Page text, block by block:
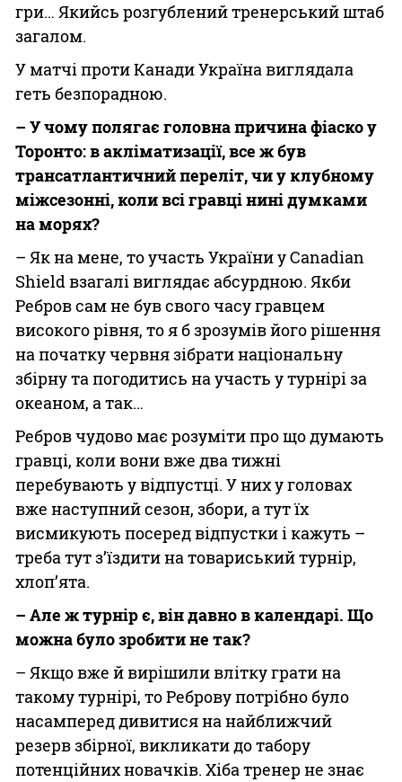
гри… Якийсь розгублений тренерський штаб
загалом.
У матчі проти Канади Україна виглядала
геть безпорадною.
– У чому полягає головна причина фіаско у
Торонто: в акліматизації, все ж був
трансатлантичний переліт, чи у клубному
міжсезонні, коли всі гравці нині думками
на морях?
– Як на мене, то участь України у Canadian
Shield взагалі виглядає абсурдною. Якби
Ребров сам не був свого часу гравцем
високого рівня, то я б зрозумів його рішення
на початку червня зібрати національну
збірну та погодитись на участь у турнірі за
океаном, а так…
Ребров чудово має розуміти про що думають
гравці, коли вони вже два тижні
перебувають у відпустці. У них у головах
вже наступний сезон, збори, а тут їх
висмикують посеред відпустки і кажуть –
треба тут з’їздити на товариський турнір,
хлоп’ята.
– Але ж турнір є, він давно в календарі. Що
можна було зробити не так?
– Якщо вже й вирішили влітку грати на
такому турнірі, то Реброву потрібно було
насамперед дивитися на найближчий
резерв збірної, викликати до табору
потенційних новачків. Хіба тренер не знає